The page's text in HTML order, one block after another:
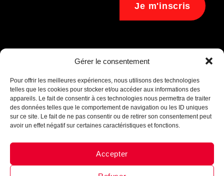
Gérer le consentement
Pour offrir les meilleures expériences, nous utilisons des technologies
telles que les cookies pour stocker et/ou accéder aux informations des
appareils. Le fait de consentir à ces technologies nous permettra de traiter
des données telles que le comportement de navigation ou les ID uniques
sur ce site. Le fait de ne pas consentir ou de retirer son consentement peut
avoir un effet négatif sur certaines caractéristiques et fonctions.
Accepter
Messenger · Instagram
Je m'inscris